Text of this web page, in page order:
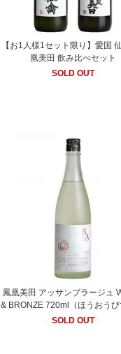
【お1人様1セット限り】愛国
凰美田 飲み比べセット
SOLD OUT
鳳凰美田 アッサンブラージュ
& BRONZE 720ml（ほうおうび
SOLD OUT